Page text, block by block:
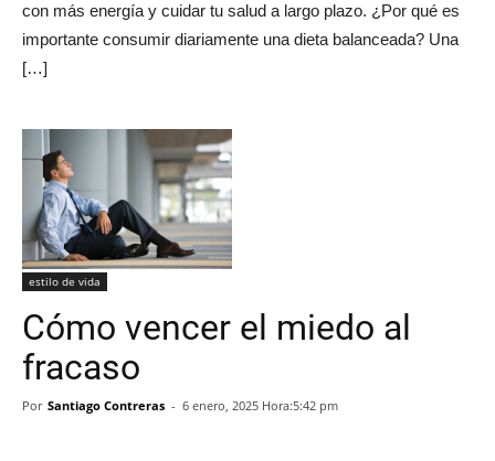
con más energía y cuidar tu salud a largo plazo. ¿Por qué es
importante consumir diariamente una dieta balanceada? Una
[…]
estilo de vida
Cómo vencer el miedo al
fracaso
Por Santiago Contreras - 6 enero, 2025 Hora:5:42 pm